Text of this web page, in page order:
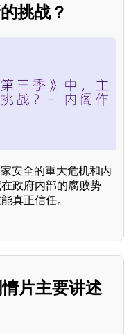
挑战？
安全的重大危机和内
政府内部的腐败势
真正信任。
片主要讲述